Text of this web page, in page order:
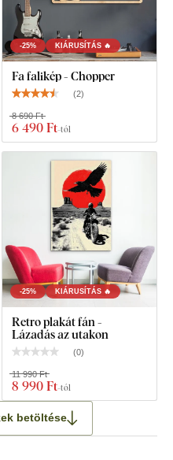
-25% KIÁRUSÍTÁS 🔥
Fa falikép - Chopper
(2)
6 490 Ft-tól
8 690 Ft
-25% KIÁRUSÍTÁS 🔥
Retro plakát fán -
Lázadás az utakon
(0)
8 990 Ft-tól
11 990 Ft
betöltése